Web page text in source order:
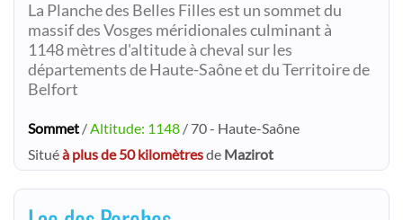
La Planche des Belles Filles est un sommet du
massif des Vosges méridionales culminant à
1148 mètres d'altitude à cheval sur les
départements de Haute-Saône et du Territoire de
Belfort
Sommet /Altitude: 1148 / 70 - Haute-Saône
Situéà plus de 50 kilomètresde Mazirot